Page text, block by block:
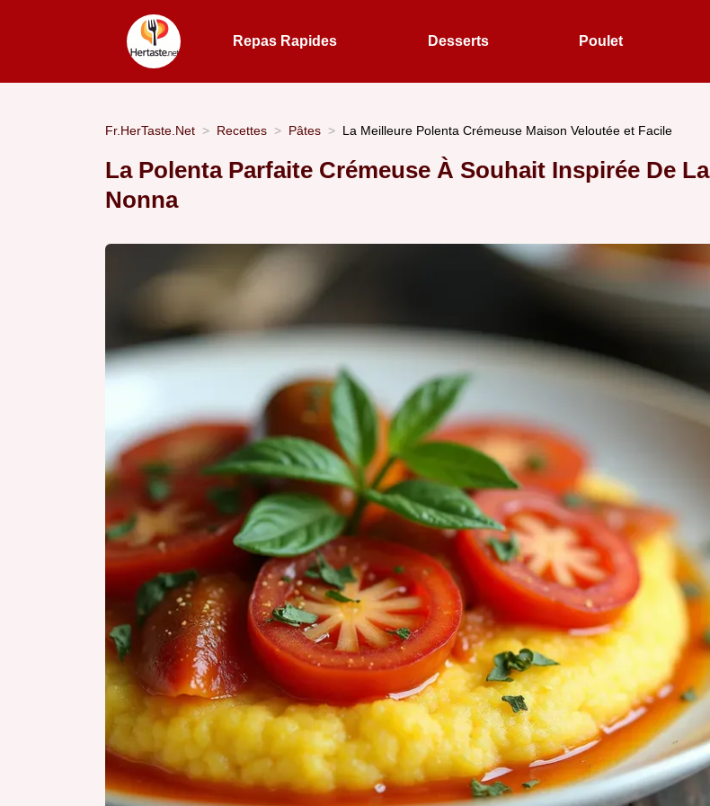
Repas Rapides Desserts Poulet
Fr.HerTaste.Net Recettes Pâtes La Meilleure Polenta Crémeuse Maison Veloutée et Facile
La Polenta Parfaite Crémeuse À Souhait Inspirée De La
Nonna